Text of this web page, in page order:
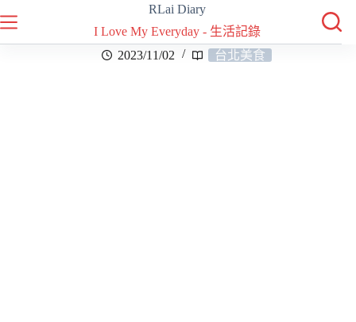
RLai Diary
I Love My Everyday - 生活記錄
2023/11/02
台北美食